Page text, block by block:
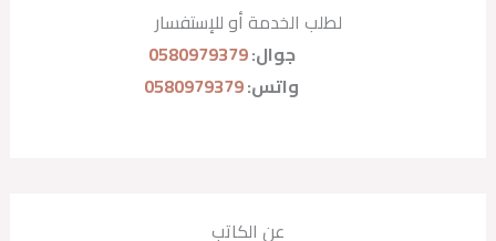
لطلب الخدمة أو للإستفسار
جوال:0580979379
واتس:0580979379
عن الكاتب